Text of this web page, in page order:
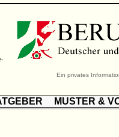
Ein privates
MUSTER &